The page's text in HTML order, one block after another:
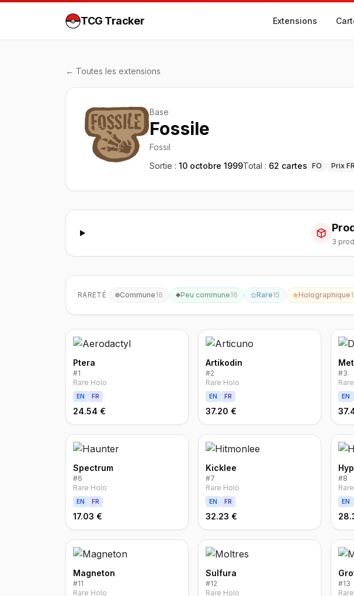
TCG Tracker Extensions
← Toutes les extensions
Base
Fossile
Fossil
Sortie : 10 octobre 1999Total : 62 cartes FO Prix
3
RARETÉ Commune16 Peu commune16 Rare15 Holographique
Ptera
#1
Rare Holo
EN FR
24.54 €
Artikodin
#2
Rare Holo
EN FR
37.20 €
#3
EN
Spectrum
#6
Rare Holo
EN FR
17.03 €
Kicklee
#7
Rare Holo
EN FR
32.23 €
#8
EN
Magneton
#11
Rare Holo
Sulfura
#12
Rare Holo
#13